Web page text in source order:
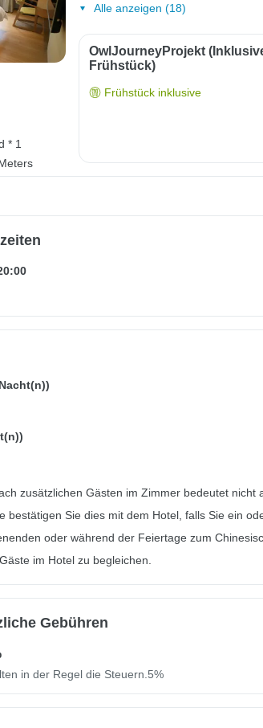
* 1
Alle anzeigen (18)
OwlJourneyProjekt
Frühstück)
Frühstück inklusive
zusätzlichen Gästen im Zimmer bedeutet nicht
bestätigen Sie dies mit dem Hotel, falls Sie ein
oder während der Feiertage zum
im Hotel zu begleichen.
Gebühren
in der Regel die Steuern.5%